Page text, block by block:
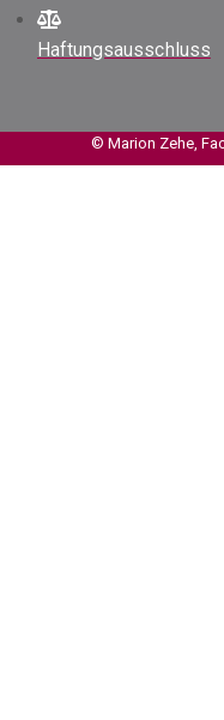
Haftungsausschluss
© Marion Zehe,